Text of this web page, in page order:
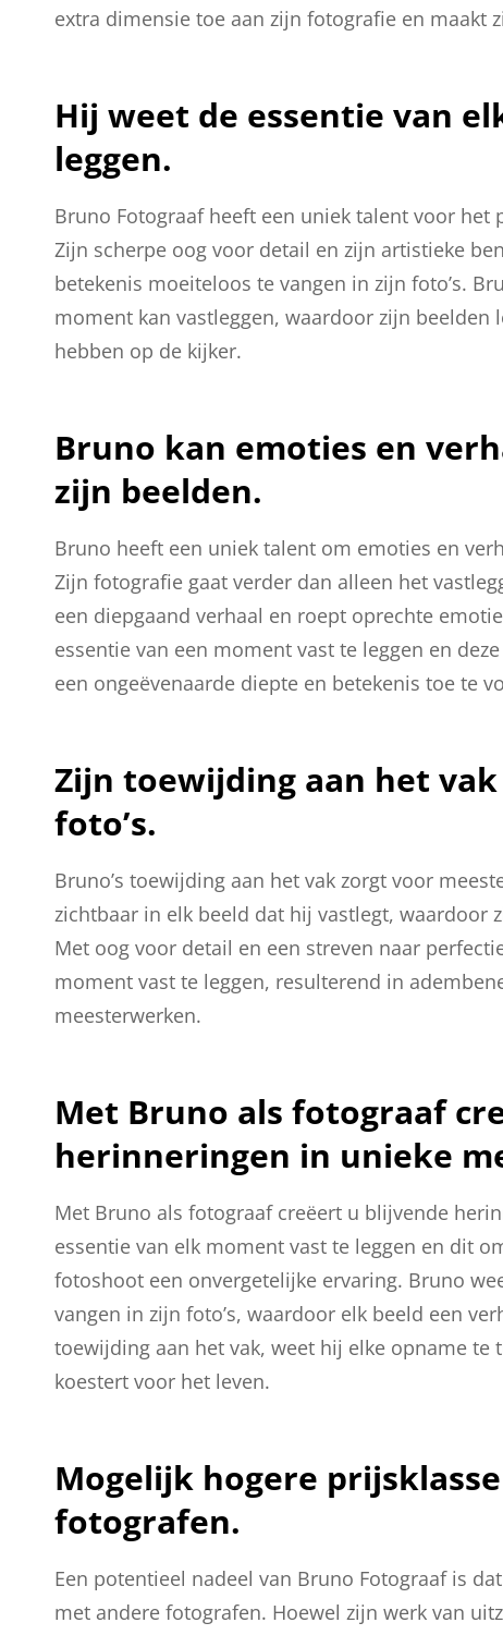
extra dimensie toe aan zijn fotografie en maakt
Hij weet de essentie van
leggen.
Bruno Fotograaf heeft een uniek talent voor het
Zijn scherpe oog voor detail en zijn artistieke
betekenis moeiteloos te vangen in zijn foto’s.
moment kan vastleggen, waardoor zijn
hebben op de kijker.
Bruno kan emoties en
zijn beelden.
Bruno heeft een uniek talent om emoties en
Zijn fotografie gaat verder dan alleen het
een diepgaand verhaal en roept oprechte
essentie van een moment vast te leggen en
een ongeëvenaarde diepte en betekenis toe te
Zijn toewijding aan het
foto’s.
Bruno’s toewijding aan het vak zorgt voor
zichtbaar in elk beeld dat hij vastlegt, waardoor
Met oog voor detail en een streven naar
moment vast te leggen, resulterend in
meesterwerken.
Met Bruno als fotograaf
herinneringen in unieke
Met Bruno als fotograaf creëert u blijvende
essentie van elk moment vast te leggen en dit
fotoshoot een onvergetelijke ervaring. Bruno
vangen in zijn foto’s, waardoor elk beeld een
toewijding aan het vak, weet hij elke opname
koestert voor het leven.
Mogelijk hogere
fotografen.
Een potentieel nadeel van Bruno Fotograaf is
met andere fotografen. Hoewel zijn werk van